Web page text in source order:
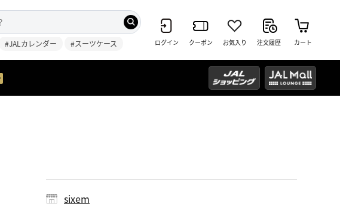
#JALカレンダー #スーツケース ログイン クーポン お気入り 注文履歴 カート
sixem